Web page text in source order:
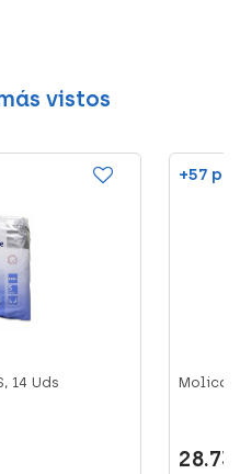
vistos
14 Uds
+57
28.73